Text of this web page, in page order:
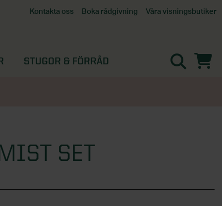
Kontakta oss Boka rådgivning Våra visningsbutiker
Göteborg
STUGOR & FÖRRÅD
SET